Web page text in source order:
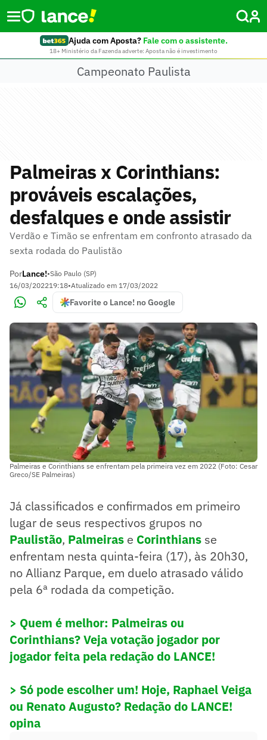
Ajuda com Aposta? Fale com o assistente.
18+ Ministério da Fazenda adverte: Aposta não é investimento
Campeonato Paulista
Palmeiras x Corinthians:
prováveis escalações,
desfalques e onde assistir
Verdão e Timão se enfrentam em confronto atrasado da
sexta rodada do Paulistão
PorLance!•São Paulo (SP)
16/03/202219:18•Atualizado em 17/03/2022
Favorite o Lance! no Google
Palmeiras e Corinthians se enfrentam pela primeira vez em 2022 (Foto: Cesar
Greco/SE Palmeiras)
Já classificados e confirmados em primeiro
lugar de seus respectivos grupos no
Paulistão, Palmeiras e Corinthians se
enfrentam nesta quinta-feira (17), às 20h30,
no Allianz Parque, em duelo atrasado válido
pela 6ª rodada da competição.
> Quem é melhor: Palmeiras ou
Corinthians? Veja votação jogador por
jogador feita pela redação do LANCE!
> Só pode escolher um! Hoje, Raphael Veiga
ou Renato Augusto? Redação do LANCE!
opina